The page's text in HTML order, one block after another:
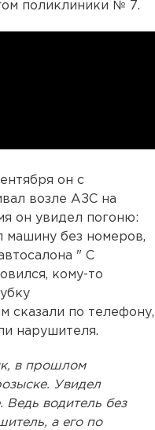
поликлиники № 7.
он с
возле АЗС на
он увидел погоню:
машину без номеров,
" С
кому-то
сказали по телефону,
нарушителя.
в прошлом
Увидел
водитель без
а его по